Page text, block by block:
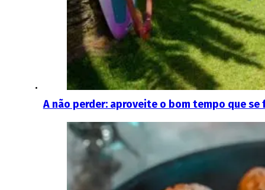
A não perder: aproveite o bom tempo que se